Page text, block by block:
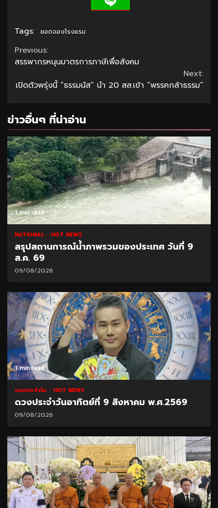
Tags: ยอดจองโรงแรม
Continue
Reading
Previous:
สรรพากรหนุนมาตรการภาษีเพื่อสังคม
Next:
เปิดตัวพรุ่งนี้ “ธรรมนัส” นำ 20 สส.เข้า “พรรคกล้าธรรม”
ข่าวอื่นๆ ที่น่าอ่าน
1 min read
NATIONAL HOT NEWS
สรุปสถานการณ์น้ำภาพรวมของประเทศ วันที่ 9
ส.ค. 69
09/08/2026
1 min read
ดวงประจำวัน HOT NEWS
ดวงประจำวันอาทิตย์ที่ 9 สิงหาคม พ.ศ.2569
09/08/2026